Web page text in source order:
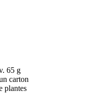
65 g
carton
plantes